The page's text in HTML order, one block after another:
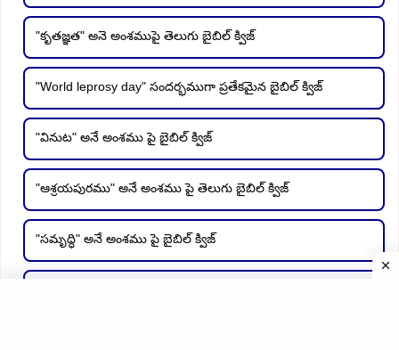
"కృతజ్ఞత" అనె అంశముపై తెలుగు బైబిల్ క్విజ్
"World leprosy day" సందర్భముగా ప్రతేకమైన బైబిల్ క్విజ్
"వినుట" అనే అంశము పై బైబిల్ క్విజ్
"ఆశ్రయపురము" అనే అంశము పై తెలుగు బైబిల్ క్విజ్
"సమృద్ధి" అనే అంశము పై బైబిల్ క్విజ్